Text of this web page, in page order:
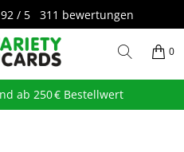
0
/ 5 311 bewertungen
ab 250 € Bestellwert